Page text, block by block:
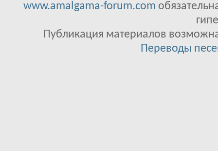
www.amalgama-forum.com
Публикация материалов
Переводы